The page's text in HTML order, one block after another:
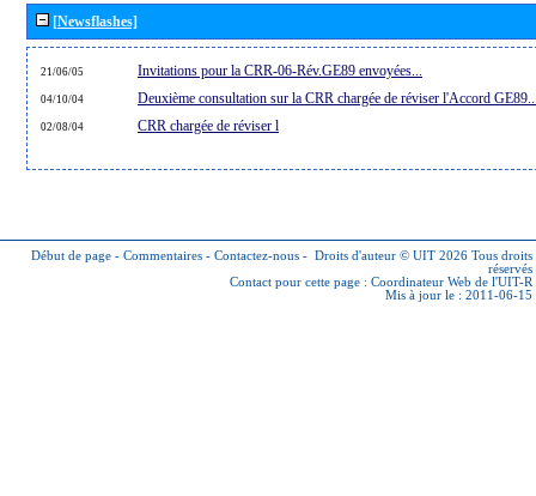
[Newsflashes]
21/06/05 Invitations pour la CRR-06-Rév.GE89 envoyées...
04/10/04 Deuxième consultation sur la CRR chargée de réviser l'Accord
02/08/04 CRR chargée de réviser l
Début de page - Commentaires - Contactez-nous - Droits d'auteur © UIT 2026 Tous droits
réservés
Contact pour cette page : Coordinateur Web de l'UIT-R
Mis à jour le : 2011-06-15